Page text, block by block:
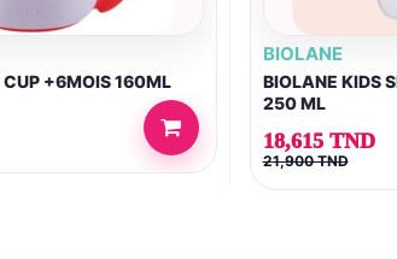
+6MOIS 160ML
BIOLANE
BIOLANE KIDS
250 ML
18,615 TND
21,900 TND